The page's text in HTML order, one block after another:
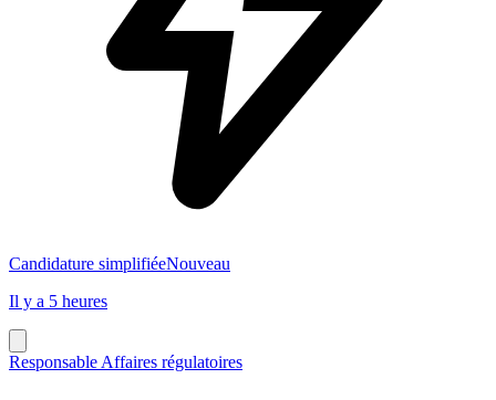
Candidature simplifiéeNouveau
Il y a 5 heures
Responsable Affaires régulatoires